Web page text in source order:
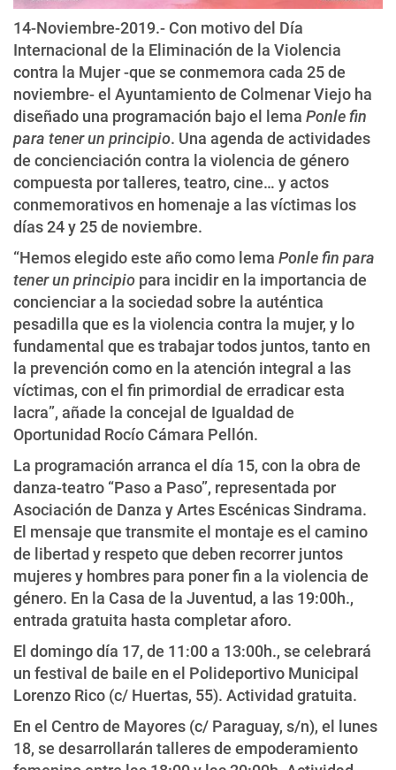
14-Noviembre-2019.- Con motivo del Día
Internacional de la Eliminación de la Violencia
contra la Mujer -que se conmemora cada 25 de
noviembre- el Ayuntamiento de Colmenar Viejo ha
diseñado una programación bajo el lema Ponle fin
para tener un principio. Una agenda de actividades
de concienciación contra la violencia de género
compuesta por talleres, teatro, cine… y actos
conmemorativos en homenaje a las víctimas los
días 24 y 25 de noviembre.
“Hemos elegido este año como lema Ponle fin para
tener un principio para incidir en la importancia de
concienciar a la sociedad sobre la auténtica
pesadilla que es la violencia contra la mujer, y lo
fundamental que es trabajar todos juntos, tanto en
la prevención como en la atención integral a las
víctimas, con el fin primordial de erradicar esta
lacra”, añade la concejal de Igualdad de
Oportunidad Rocío Cámara Pellón.
La programación arranca el día 15, con la obra de
danza-teatro “Paso a Paso”, representada por
Asociación de Danza y Artes Escénicas Sindrama.
El mensaje que transmite el montaje es el camino
de libertad y respeto que deben recorrer juntos
mujeres y hombres para poner fin a la violencia de
género. En la Casa de la Juventud, a las 19:00h.,
entrada gratuita hasta completar aforo.
El domingo día 17, de 11:00 a 13:00h., se celebrará
un festival de baile en el Polideportivo Municipal
Lorenzo Rico (c/ Huertas, 55). Actividad gratuita.
En el Centro de Mayores (c/ Paraguay, s/n), el lunes
18, se desarrollarán talleres de empoderamiento